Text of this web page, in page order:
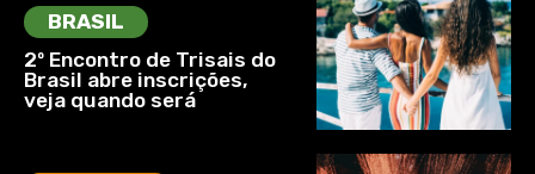
BRASIL
2º Encontro de Trisais do
Brasil abre inscrições,
veja quando será